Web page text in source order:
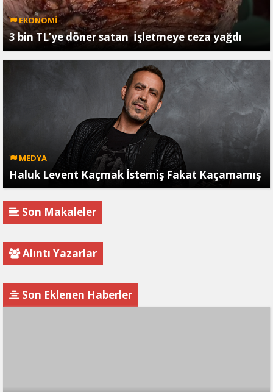
EKONOMİ
3 bin TL’ye döner satan İşletmeye ceza yağdı
MEDYA
Haluk Levent Kaçmak İstemiş Fakat Kaçamamış
Son Makaleler
Alıntı Yazarlar
Son Eklenen Haberler